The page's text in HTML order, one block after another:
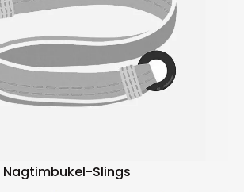
Nagtimbukel-Slings